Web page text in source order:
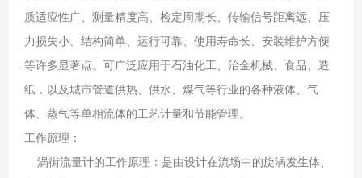
质适应性广、测量精度高、检定周期长、传输信号距离远、压
力损失小、结构简单、运行可靠、使用寿命长、安装维护方便
等许多显著点。可广泛应用于石油化工、治金机械、食品、造
纸，以及城市管道供热、供水、煤气等行业的各种液体、气
体、蒸气等单相流体的工艺计量和节能管理。
工作原理：
涡街流量计的工作原理：是由设计在流场中的旋涡发生体、